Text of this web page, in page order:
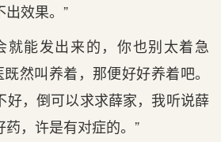
效果。”
就能发出来的，你也别太着急
然叫养着，那便好好养着吧。
好，倒可以求求薛家，我听说薛
，许是有对症的。”